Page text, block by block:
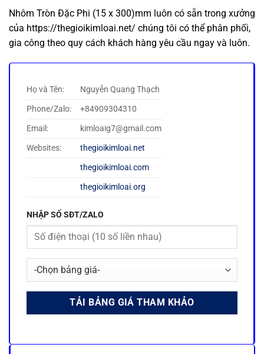
Nhôm Tròn Đặc Phi (15 x 300)mm luôn có sẵn trong xưởng
của https://thegioikimloai.net/ chúng tôi có thể phân phối,
gia công theo quy cách khách hàng yêu cầu ngay và luôn.
Họ và Tên:
Nguyễn Quang Thạch
Phone/Zalo:
+84909304310
Email:
kimloaig7@gmail.com
Websites:
thegioikimloai.net
thegioikimloai.com
thegioikimloai.org
NHẬP SỐ SĐT/ZALO